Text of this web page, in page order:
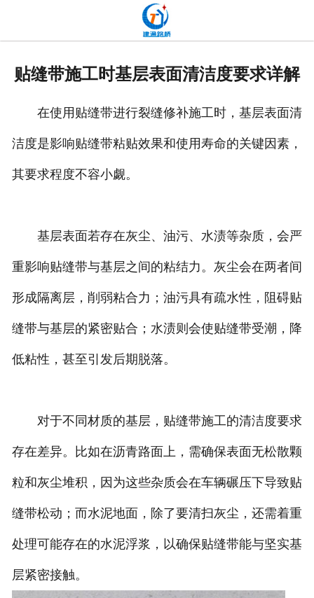
厂容厂貌
联系我们
贴缝带施工时基层表面清洁度要求详解
在使用贴缝带进行裂缝修补施工时，基层表面清
洁度是影响贴缝带粘贴效果和使用寿命的关键因素，
其要求程度不容小觑。
基层表面若存在灰尘、油污、水渍等杂质，会严
重影响贴缝带与基层之间的粘结力。灰尘会在两者间
形成隔离层，削弱粘合力；油污具有疏水性，阻碍贴
缝带与基层的紧密贴合；水渍则会使贴缝带受潮，降
低粘性，甚至引发后期脱落。
对于不同材质的基层，贴缝带施工的清洁度要求
存在差异。比如在沥青路面上，需确保表面无松散颗
粒和灰尘堆积，因为这些杂质会在车辆碾压下导致贴
缝带松动；而水泥地面，除了要清扫灰尘，还需着重
处理可能存在的水泥浮浆，以确保贴缝带能与坚实基
层紧密接触。